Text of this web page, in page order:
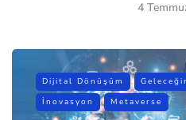
4
Dijital Dönüşüm
İnovasyon
Metaverse